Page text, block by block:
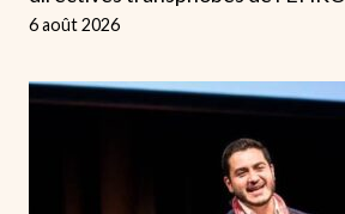
6 août 2026